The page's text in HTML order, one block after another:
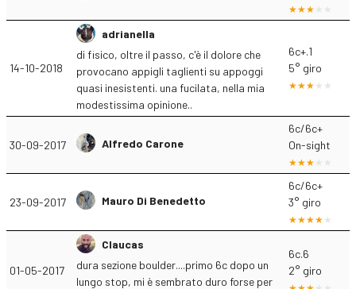
14-10-2018
adrianella
di fisico, oltre il passo, c'è il dolore che
provocano appigli taglienti su appoggi
quasi inesistenti. una fucilata, nella mia
modestissima opinione..
6c+.1
5° giro
30-09-2017 Alfredo Carone
6c/6c+
On-sight
23-09-2017 Mauro Di Benedetto
6c/6c+
3° giro
01-05-2017
Claucas
dura sezione boulder....primo 6c dopo un
lungo stop, mi è sembrato duro forse per
6c.6
2° giro